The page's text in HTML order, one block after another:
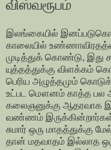
விஸ்வரூபம்
இலங்கையில்
காலையில்
முடித்துக் கொண்டு,
யுத்தத்துக்கு விளக்கம்
பெரிய அழுத்தமும்
உட்பட மௌனம் காத்த பல
கலைஞனுக்கு ஆதரவாக
வண்ணம்
சுமார் ஒரு மாதத்துக்கு
தான் மதவாதம் இல்லாத ஒரு